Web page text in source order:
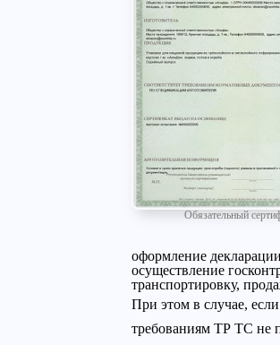
Обязательный
оформление
осуществление
транспортировку,
При этом в случае,
требованиям ТР ТС не